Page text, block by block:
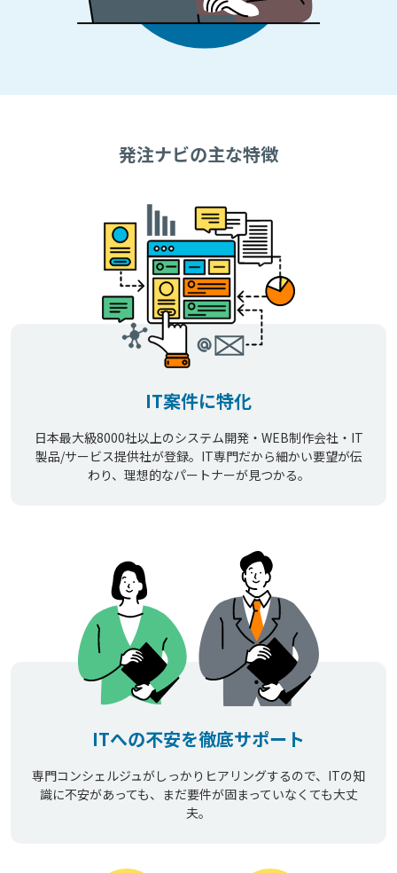
発注ナビの主な特徴
IT案件に特化
日本最大級8000社以上のシステム開発・WEB制作会社・IT
製品/サービス提供社が登録。IT専門だから細かい要望が伝
わり、理想的なパートナーが見つかる。
ITへの不安を徹底サポート
専門コンシェルジュがしっかりヒアリングするので、ITの知
識に不安があっても、まだ要件が固まっていなくても大丈
夫。